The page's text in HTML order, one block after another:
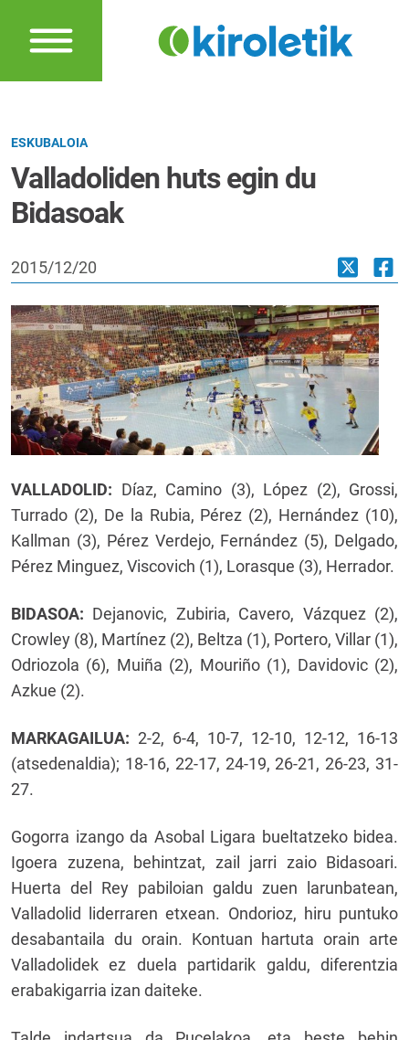
ESKUBALOIA
Valladoliden huts egin du
Bidasoak
2015/12/20
VALLADOLID: Díaz, Camino (3), López (2), Grossi,
Turrado (2), De la Rubia, Pérez (2), Hernández (10),
Kallman (3), Pérez Verdejo, Fernández (5), Delgado,
Pérez Minguez, Viscovich (1), Lorasque (3), Herrador.
BIDASOA: Dejanovic, Zubiria, Cavero, Vázquez (2),
Crowley (8), Martínez (2), Beltza (1), Portero, Villar (1),
Odriozola (6), Muiña (2), Mouriño (1), Davidovic (2),
Azkue (2).
MARKAGAILUA: 2-2, 6-4, 10-7, 12-10, 12-12, 16-13
(atsedenaldia); 18-16, 22-17, 24-19, 26-21, 26-23, 31-
27.
Gogorra izango da Asobal Ligara bueltatzeko bidea.
Igoera zuzena, behintzat, zail jarri zaio Bidasoari.
Huerta del Rey pabiloian galdu zuen larunbatean,
Valladolid liderraren etxean. Ondorioz, hiru puntuko
desabantaila du orain. Kontuan hartuta orain arte
Valladolidek ez duela partidarik galdu, diferentzia
erabakigarria izan daiteke.